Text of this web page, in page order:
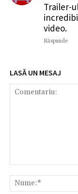
Trailer-
video.
Răspunde
LASĂ UN MESAJ